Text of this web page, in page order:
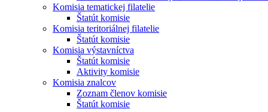
Komisia tematickej filatelie
Štatút komisie
Komisia teritoriálnej filatelie
Štatút komisie
Komisia výstavníctva
Štatút komisie
Aktivity komisie
Komisia znalcov
Zoznam členov komisie
Štatút komisie